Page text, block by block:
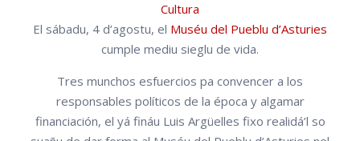
Cultura
El sábadu, 4 d’agostu, el Muséu del Pueblu d’Asturies
cumple mediu sieglu de vida.
Tres munchos esfuercios pa convencer a los
responsables políticos de la época y algamar
financiación, el yá fináu Luis Argüelles fixo realidá’l so